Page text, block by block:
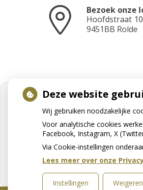
Bezoek onze
Hoofdstraat 10
9451BB Rolde
Deze website
Wij gebruiken noodzakelijke
Voor analytische cookies
Facebook, Instagram, X
Via Cookie-instellingen
Lees meer over onze
Instellingen Weigeren